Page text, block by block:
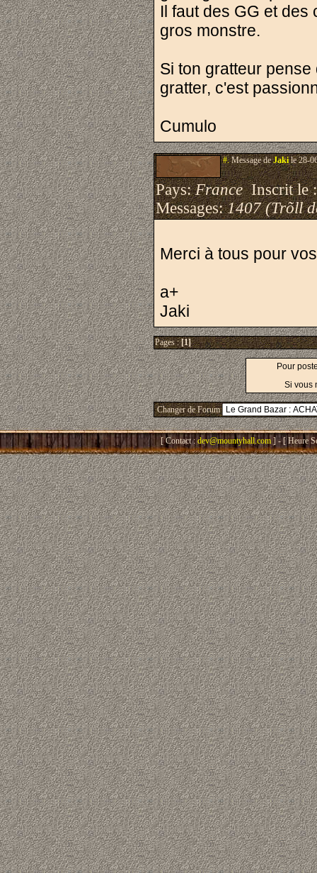
Il faut des GG et des
gros monstre.
Si ton gratteur
gratter, c'est
Cumulo
#.Message deJakile 28-
Pays:FranceInscrit le
Messages:1407 (Trõll
Merci à tous pour
a+
Jaki
Pages :[1]
Pour
Si vous
Changer de Forum
[ Contact : dev@mountyhall.com ] - [ Heure